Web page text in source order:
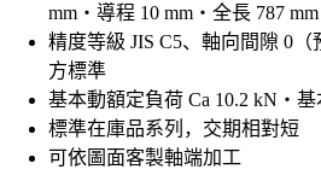
mm・導程 10 mm・全長 787
精度等級 JIS C5、軸向間隙 0
方標準
基本動額定負荷 Ca 10.2 kN・
標準在庫品系列，交期相對短
可依圖面客製軸端加工